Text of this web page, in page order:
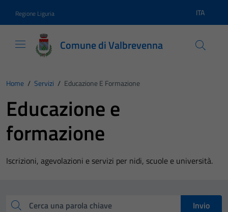
Regione Liguria Lingua
ITA
Comune di Valbrevenna
Home / Servizi / Educazione E Formazione
Educazione e
formazione
Iscrizioni, agevolazioni e servizi per nidi, scuole e università.
Cerca una parola chiave
Invio